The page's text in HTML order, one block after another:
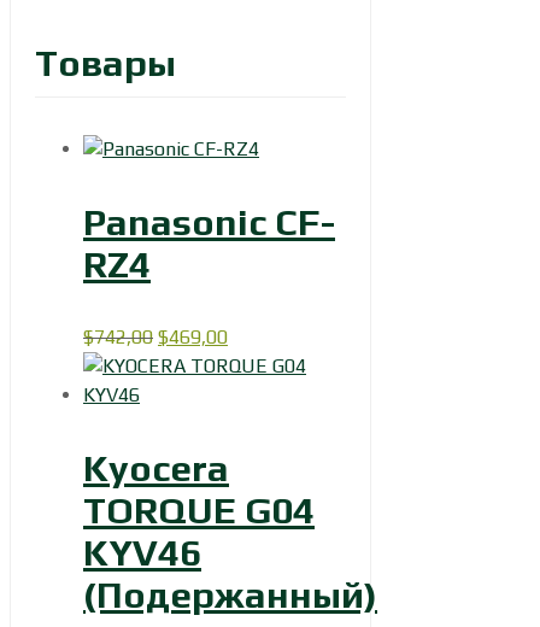
Товары
Panasonic CF-
RZ4
$742,00 Первоначальная
цена
$469,00Текущая
цена:
Kyocera
TORQUE G04
KYV46
(Подержанный)